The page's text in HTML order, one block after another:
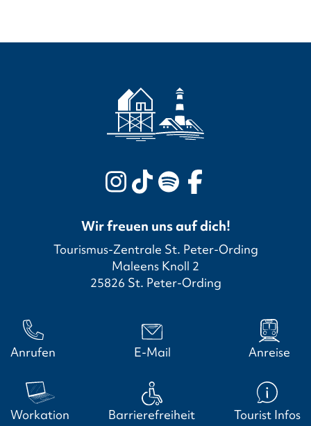
Wir freuen uns auf dich!
Tourismus-Zentrale St. Peter-Ording
Maleens Knoll 2
25826 St. Peter-Ording
Anrufen E-Mail Anreise
Workation Barrierefreiheit Tourist Infos